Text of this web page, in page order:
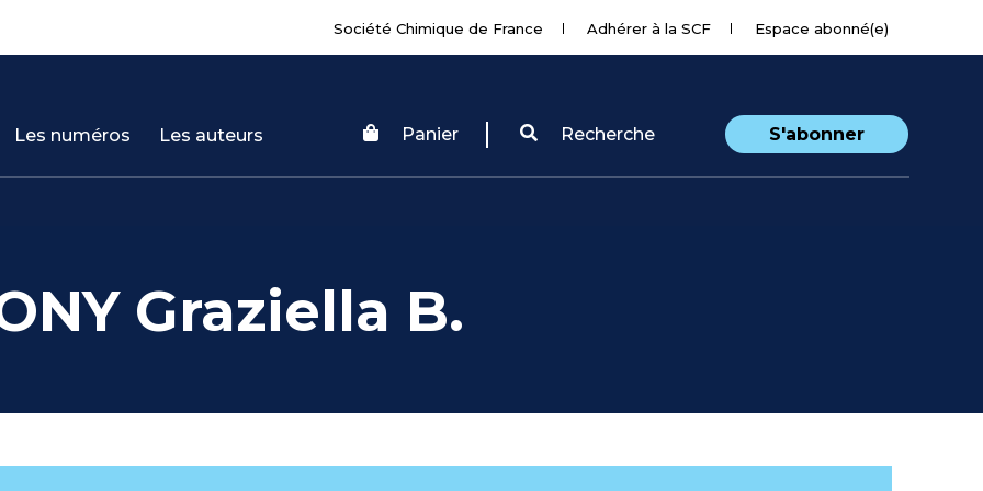
Société Chimique de France Adhérer à la SCF Espace abonné(e)
Les numéros Les auteurs Panier Recherche S'abonner
Graziella B.